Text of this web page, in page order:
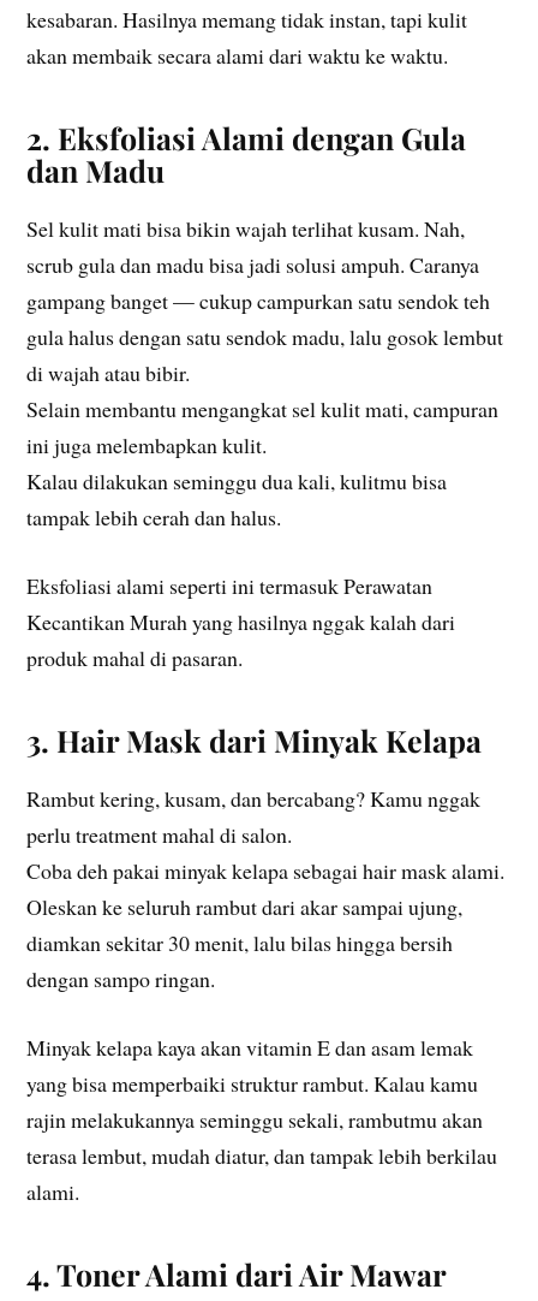
kesabaran. Hasilnya memang tidak instan, tapi kulit
akan membaik secara alami dari waktu ke waktu.
2. Eksfoliasi Alami dengan Gula
dan Madu
Sel kulit mati bisa bikin wajah terlihat kusam. Nah,
scrub gula dan madu bisa jadi solusi ampuh. Caranya
gampang banget — cukup campurkan satu sendok teh
gula halus dengan satu sendok madu, lalu gosok lembut
di wajah atau bibir.
Selain membantu mengangkat sel kulit mati, campuran
ini juga melembapkan kulit.
Kalau dilakukan seminggu dua kali, kulitmu bisa
tampak lebih cerah dan halus.
Eksfoliasi alami seperti ini termasuk Perawatan
Kecantikan Murah yang hasilnya nggak kalah dari
produk mahal di pasaran.
3. Hair Mask dari Minyak Kelapa
Rambut kering, kusam, dan bercabang? Kamu nggak
perlu treatment mahal di salon.
Coba deh pakai minyak kelapa sebagai hair mask alami.
Oleskan ke seluruh rambut dari akar sampai ujung,
diamkan sekitar 30 menit, lalu bilas hingga bersih
dengan sampo ringan.
Minyak kelapa kaya akan vitamin E dan asam lemak
yang bisa memperbaiki struktur rambut. Kalau kamu
rajin melakukannya seminggu sekali, rambutmu akan
terasa lembut, mudah diatur, dan tampak lebih berkilau
alami.
4. Toner Alami dari Air Mawar